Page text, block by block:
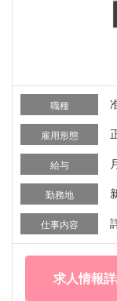
職種
雇用形態
給与
勤務地
仕事内容
求人情報